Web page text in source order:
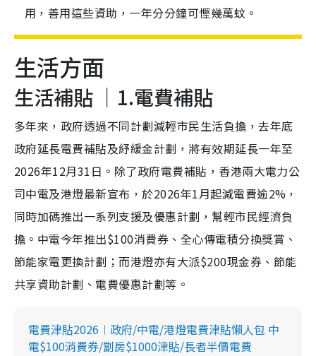
用，善用這些資助，一年分分鐘可慳幾萬蚊。
生活方面
生活補貼 ｜1.電費補貼
多年來，政府透過不同計劃減輕市民生活負擔，去年底
政府延長電費補貼及紓緩金計劃，將有效期延長一年至
2026年12月31日。除了政府電費補貼，香港兩大電力公
司中電及港燈最新宣布，於2026年1月起減電費逾2%，
同時加碼推出一系列支援及優惠計劃，幫輕市民經濟負
擔。中電今年推出$100消費券、全心傳電積分換獎賞、
節能家電更換計劃；而港燈亦有大派$200現金券、節能
共享資助計劃、電費優惠計劃等。
電費津貼2026︱政府/中電/港燈電費津貼懶人包 中
電$100消費券/劏房$1000津貼/長者半價電費